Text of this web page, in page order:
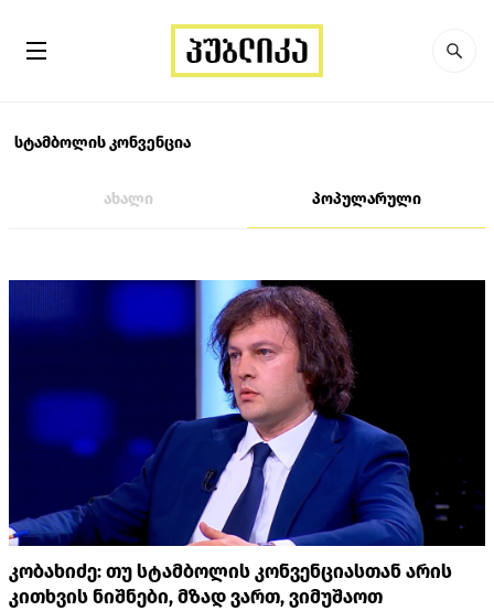
სტამბოლის კონვენცია
ახალი პოპულარული
კობახიძე: თუ სტამბოლის კონვენციასთან არის
კითხვის ნიშნები, მზად ვართ, ვიმუშაოთ